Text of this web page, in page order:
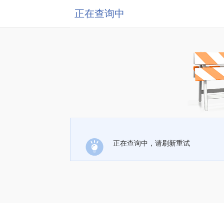
正在查询中
正在查询中，请刷新重试